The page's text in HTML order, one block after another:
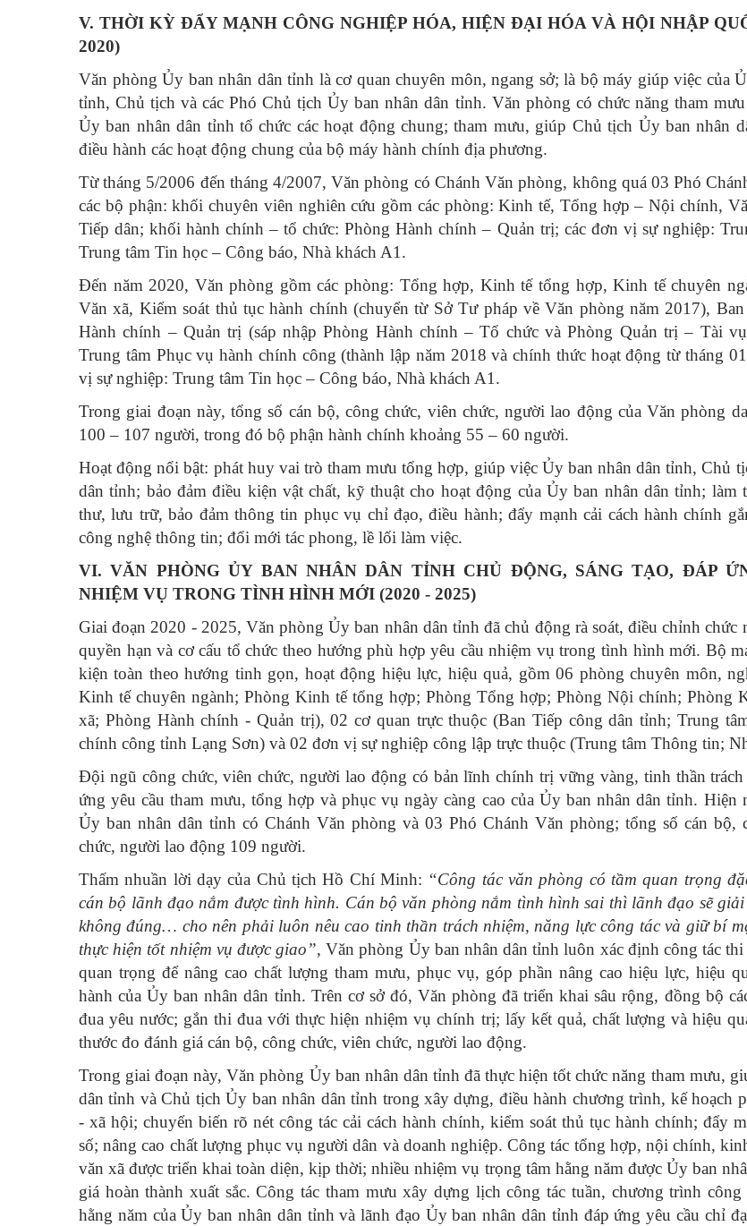
V. THỜI KỲ ĐẨY MẠNH CÔNG NGHIỆP HÓA, HIỆN ĐẠI HÓA VÀ HỘI NHẬP
2020)
Văn phòng Ủy ban nhân dân tỉnh là cơ quan chuyên môn, ngang sở; là bộ máy giúp việc của
tỉnh, Chủ tịch và các Phó Chủ tịch Ủy ban nhân dân tỉnh. Văn phòng có chức năng tham
Ủy ban nhân dân tỉnh tổ chức các hoạt động chung; tham mưu, giúp Chủ tịch Ủy ban nhân
điều hành các hoạt động chung của bộ máy hành chính địa phương.
Từ tháng 5/2006 đến tháng 4/2007, Văn phòng có Chánh Văn phòng, không quá 03 Phó
các bộ phận: khối chuyên viên nghiên cứu gồm các phòng: Kinh tế, Tổng hợp – Nội chính,
Tiếp dân; khối hành chính – tổ chức: Phòng Hành chính – Quản trị; các đơn vị sự nghiệp:
Trung tâm Tin học – Công báo, Nhà khách A1.
Đến năm 2020, Văn phòng gồm các phòng: Tổng hợp, Kinh tế tổng hợp, Kinh tế chuyên
Văn xã, Kiểm soát thủ tục hành chính (chuyển từ Sở Tư pháp về Văn phòng năm 2017),
Hành chính – Quản trị (sáp nhập Phòng Hành chính – Tổ chức và Phòng Quản trị – Tài
Trung tâm Phục vụ hành chính công (thành lập năm 2018 và chính thức hoạt động từ tháng
vị sự nghiệp: Trung tâm Tin học – Công báo, Nhà khách A1.
Trong giai đoạn này, tổng số cán bộ, công chức, viên chức, người lao động của Văn phòng
100 – 107 người, trong đó bộ phận hành chính khoảng 55 – 60 người.
Hoạt động nổi bật: phát huy vai trò tham mưu tổng hợp, giúp việc Ủy ban nhân dân tỉnh, Chủ
dân tỉnh; bảo đảm điều kiện vật chất, kỹ thuật cho hoạt động của Ủy ban nhân dân tỉnh; làm
thư, lưu trữ, bảo đảm thông tin phục vụ chỉ đạo, điều hành; đẩy mạnh cải cách hành chính
công nghệ thông tin; đổi mới tác phong, lề lối làm việc.
VI. VĂN PHÒNG ỦY BAN NHÂN DÂN TỈNH CHỦ ĐỘNG, SÁNG TẠO, ĐÁP
NHIỆM VỤ TRONG TÌNH HÌNH MỚI (2020 - 2025)
Giai đoạn 2020 - 2025, Văn phòng Ủy ban nhân dân tỉnh đã chủ động rà soát, điều chỉnh chức
quyền hạn và cơ cấu tổ chức theo hướng phù hợp yêu cầu nhiệm vụ trong tình hình mới. Bộ
kiện toàn theo hướng tinh gọn, hoạt động hiệu lực, hiệu quả, gồm 06 phòng chuyên môn,
Kinh tế chuyên ngành; Phòng Kinh tế tổng hợp; Phòng Tổng hợp; Phòng Nội chính; Phòng
xã; Phòng Hành chính - Quản trị), 02 cơ quan trực thuộc (Ban Tiếp công dân tỉnh; Trung
chính công tỉnh Lạng Sơn) và 02 đơn vị sự nghiệp công lập trực thuộc (Trung tâm Thông tin;
Đội ngũ công chức, viên chức, người lao động có bản lĩnh chính trị vững vàng, tinh thần trách
ứng yêu cầu tham mưu, tổng hợp và phục vụ ngày càng cao của Ủy ban nhân dân tỉnh. Hiện
Ủy ban nhân dân tỉnh có Chánh Văn phòng và 03 Phó Chánh Văn phòng; tổng số cán bộ,
chức, người lao động 109 người.
Thấm nhuần lời dạy của Chủ tịch Hồ Chí Minh: “Công tác văn phòng có tầm quan trọng
cán bộ lãnh đạo nắm được tình hình. Cán bộ văn phòng nắm tình hình sai thì lãnh đạo sẽ giải
không đúng… cho nên phải luôn nêu cao tinh thần trách nhiệm, năng lực công tác và giữ bí
thực hiện tốt nhiệm vụ được giao”, Văn phòng Ủy ban nhân dân tỉnh luôn xác định công tác
quan trọng để nâng cao chất lượng tham mưu, phục vụ, góp phần nâng cao hiệu lực, hiệu
hành của Ủy ban nhân dân tỉnh. Trên cơ sở đó, Văn phòng đã triển khai sâu rộng, đồng bộ
đua yêu nước; gắn thi đua với thực hiện nhiệm vụ chính trị; lấy kết quả, chất lượng và hiệu
thước đo đánh giá cán bộ, công chức, viên chức, người lao động.
Trong giai đoạn này, Văn phòng Ủy ban nhân dân tỉnh đã thực hiện tốt chức năng tham mưu,
dân tỉnh và Chủ tịch Ủy ban nhân dân tỉnh trong xây dựng, điều hành chương trình, kế hoạch
- xã hội; chuyển biến rõ nét công tác cải cách hành chính, kiểm soát thủ tục hành chính; đẩy
số; nâng cao chất lượng phục vụ người dân và doanh nghiệp. Công tác tổng hợp, nội chính,
văn xã được triển khai toàn diện, kịp thời; nhiều nhiệm vụ trọng tâm hằng năm được Ủy ban
giá hoàn thành xuất sắc. Công tác tham mưu xây dựng lịch công tác tuần, chương trình công
hằng năm của Ủy ban nhân dân tỉnh và lãnh đạo Ủy ban nhân dân tỉnh đáp ứng yêu cầu chỉ